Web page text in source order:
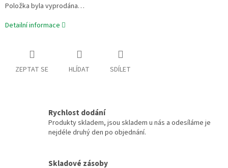
Položka byla vyprodána…
Detailní informace
ZEPTAT SE HLÍDAT SDÍLET
Rychlost dodání
Produkty skladem, jsou skladem u nás a odesíláme je
nejdéle druhý den po objednání.
Skladové zásoby